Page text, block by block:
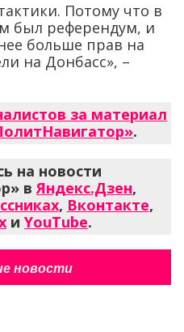
Потому что в
был референдум, и
больше прав на
на Донбасс», –
за материал
.
на новости
вЯндекс.Дзен,
, Вконтакте,
и YouTube.
новости